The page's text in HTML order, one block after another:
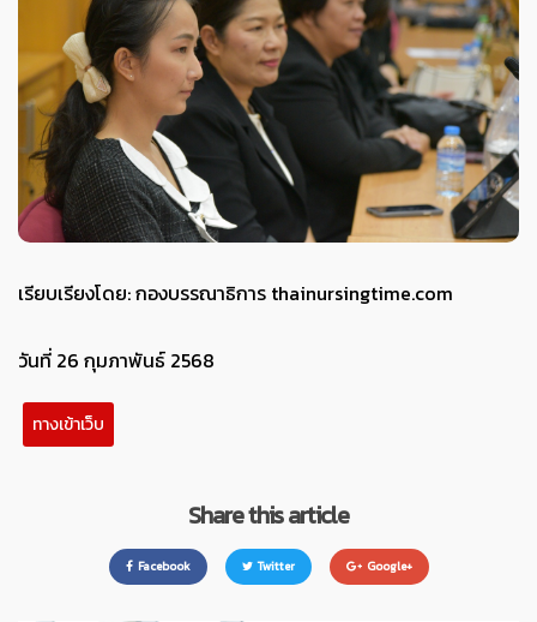
เรียบเรียงโดย: กองบรรณาธิการ thainursingtime.com
วันที่ 26 กุมภาพันธ์ 2568
ทางเข้าเว็บ
Share this article
Facebook Twitter Google+